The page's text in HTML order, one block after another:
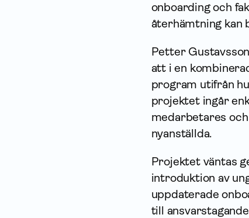
onboarding och
återhämtning kan
Petter
att i en
program utifrån
projektet ingår
medarbetares
nyanställda.
Projektet väntas
introduktion av
uppdaterade
till